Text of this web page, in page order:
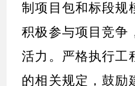
制项目包和标段规
积极参与项目竞争
活力。严格执行工
的相关规定，鼓励